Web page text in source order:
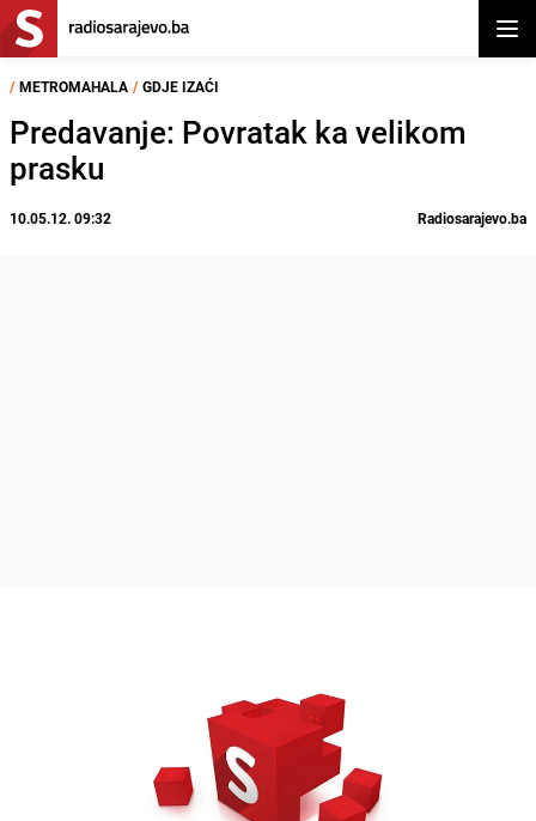
/ METROMAHALA / GDJE IZAĆI
Predavanje: Povratak ka velikom
prasku
10.05.12. 09:32 Radiosarajevo.ba